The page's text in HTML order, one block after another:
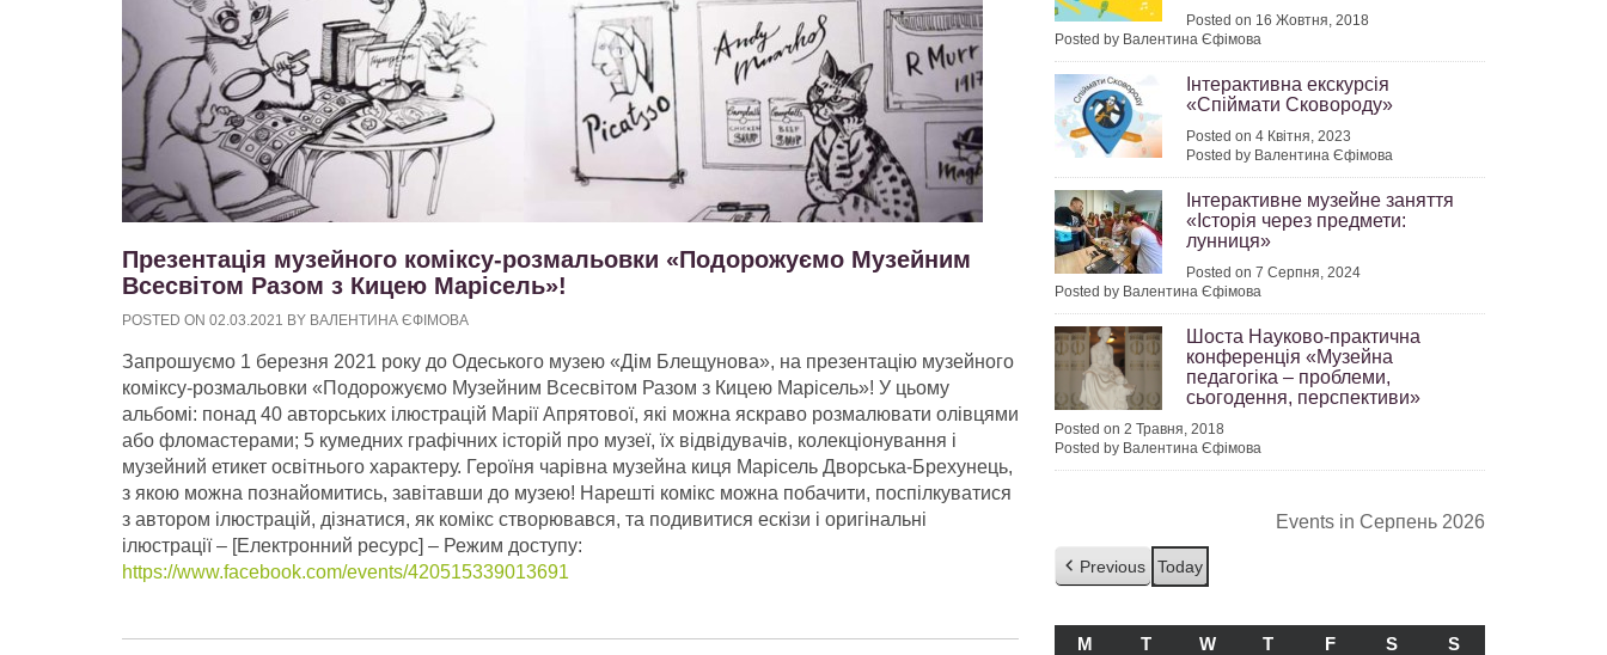
Презентація музейного коміксу-розмальовки «Подорожуємо Музейним
Всесвітом Разом з Кицею Марісель»!
POSTED ON 02.03.2021 BY ВАЛЕНТИНА ЄФІМОВА
Запрошуємо 1 березня 2021 року до Одеського музею «Дім Блещунова», на презентацію музейного
коміксу-розмальовки «Подорожуємо Музейним Всесвітом Разом з Кицею Марісель»! У цьому
альбомі: понад 40 авторських ілюстрацій Марії Апрятової, які можна яскраво розмалювати олівцями
або фломастерами; 5 кумедних графічних історій про музеї, їх відвідувачів, колекціонування і
музейний етикет освітнього характеру. Героїня чарівна музейна киця Марісель Дворська-Брехунець,
з якою можна познайомитись, завітавши до музею! Нарешті комікс можна побачити, поспілкуватися
з автором ілюстрацій, дізнатися, як комікс створювався, та подивитися ескізи і оригінальні
ілюстрації – [Електронний ресурс] – Режим доступу:
https://www.facebook.com/events/420515339013691
Posted on 16 Жовтня, 2018
Posted by Валентина Єфімова
Інтерактивна екскурсія
«Спіймати Сковороду»
Posted on 4 Квітня, 2023
Posted by Валентина Єфімова
Інтерактивне музейне заняття
«Історія через предмети:
лунниця»
Posted on 7 Серпня, 2024
Posted by Валентина Єфімова
Шоста Науково-практична
конференція «Музейна
педагогіка – проблеми,
сьогодення, перспективи»
Posted on 2 Травня, 2018
Posted by Валентина Єфімова
Events in Серпень 2026
Previous Today
M ПОНЕДІЛОК
T ВІВТОРОК
WСЕРЕДА
T ЧЕТВЕР
FП’ЯТНИЦЯ
S СУБОТА
S